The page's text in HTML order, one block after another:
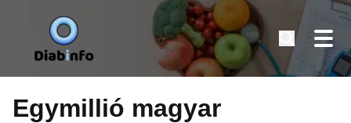
Tovább
tartalomra
Diabinfo.hu – Információk cukorbetegeknek
Egymillió magyar